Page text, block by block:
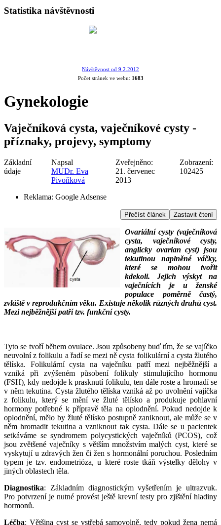
Statistika návštěvnosti
Návštěvnost od 9.2.2012
Počet stránek ve webu: 1683
Gynekologie
Vaječníková cysta, vaječníkové cysty -
příznaky, projevy, symptomy
Základní
údaje
Napsal
MUDr. Eva
Pivoňková
Zveřejněno:
21. červenec
2013
Zobrazení:
102425
Reklama: Google Adsense
Přečíst článek Zastavit čtení
Ovariální cysty (vaječníková
cysta, vaječníkové cysty,
anglicky ovarian cyst) jsou
tekutinou naplněné váčky,
které se mohou tvořit
kdekoli. Jejich výskyt na
vaječnících je u ženské
populace poměrně častý,
zvláště v reprodukčním věku. Existuje několik různých druhů cyst.
Mezi nejběžnější patří tzv. funkční cysty.
Tyto se tvoří během ovulace. Jsou způsobeny buď tím, že se vajíčko
neuvolní z folikulu a řadí se mezi ně cysta folikulární a cysta žlutého
tělíska. Folikulární cysta na vaječníku patří mezi nejběžnější a
vzniká při zvýšeném působení folikuly stimulujícího hormonu
(FSH), kdy nedojde k prasknutí folikulu, ten dále roste a hromadí se
v něm tekutina. Cysta žlutého tělíska vzniká až po uvolnění vajíčka
z folikulu, který se mění ve žluté tělísko a produkuje pohlavní
hormony potřebné k přípravě těla na oplodnění. Pokud nedojde k
oplodnění, mělo by žluté tělísko postupně zaniknout, ale může se v
něm hromadit tekutina a vzniknout tak cysta. Dále se u pacientek
setkáváme se syndromem polycystických vaječníků (PCOS), což
jsou zvětšené vaječníky s větším množstvím malých cyst, které se
vyskytují u zdravých žen či žen s hormonální poruchou. Posledním
typem je tzv. endometrióza, u které roste tkáň výstelky dělohy v
jiných oblastech těla.
Diagnostika: Základním diagnostickým vyšetřením je ultrazvuk.
Pro potvrzení je nutné provést ještě krevní testy pro zjištění hladiny
hormonů.
Léčba: Většina cyst se vstřebá samovolně, tedy pokud žena nemá